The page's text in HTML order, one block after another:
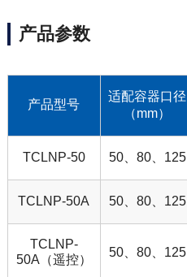
产品参数
产品型号
适配容器口径
（mm）
TCLNP-50 50、80、125
TCLNP-50A 50、80、125
TCLNP-
50A（遥控）
50、80、125